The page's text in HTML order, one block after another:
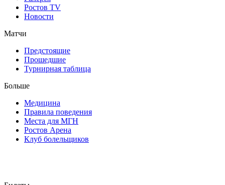
Ростов TV
Новости
Матчи
Предстоящие
Прошедшие
Турнирная таблица
Больше
Медицина
Правила поведения
Места для МГН
Ростов Арена
Клуб болельщиков